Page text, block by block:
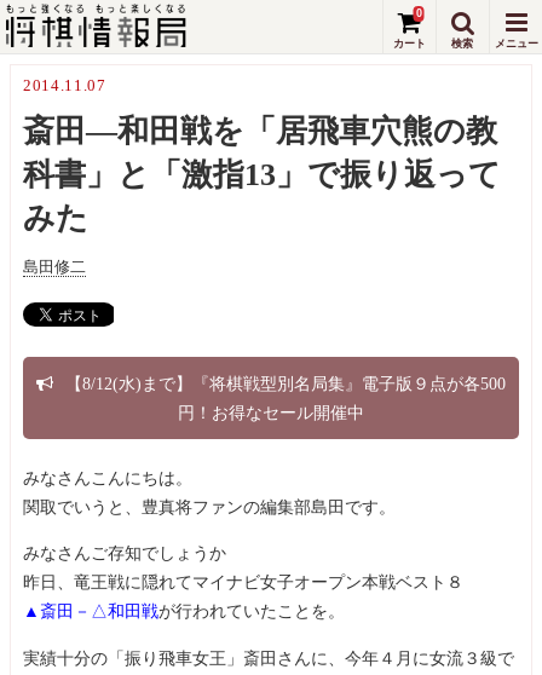
0
2014.11.07
斎田―和田戦を「居飛車穴熊の教
科書」と「激指13」で振り返って
みた
島田修二
【8/12(水)まで】『将棋戦型別名局集』電子版９点が各500
円！お得なセール開催中
みなさんこんにちは。
関取でいうと、豊真将ファンの編集部島田です。
みなさんご存知でしょうか
昨日、竜王戦に隠れてマイナビ女子オープン本戦ベスト８
▲斎田－△和田戦が行われていたことを。
実績十分の「振り飛車女王」斎田さんに、今年４月に女流３級で